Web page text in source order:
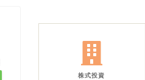
株式投資